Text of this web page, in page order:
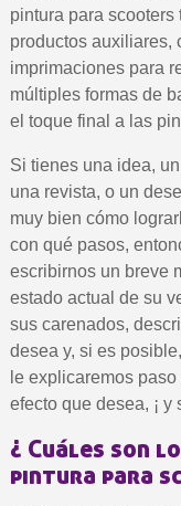
pintura para
productos auxiliares,
imprimaciones para
múltiples formas de
el toque final a las
Si tienes una idea,
una revista, o un
muy bien cómo
con qué pasos,
escribirnos un breve
estado actual de su
sus carenados,
desea y, si es
le explicaremos
efecto que desea, ¡ y
¿ Cuáles son
pintura para